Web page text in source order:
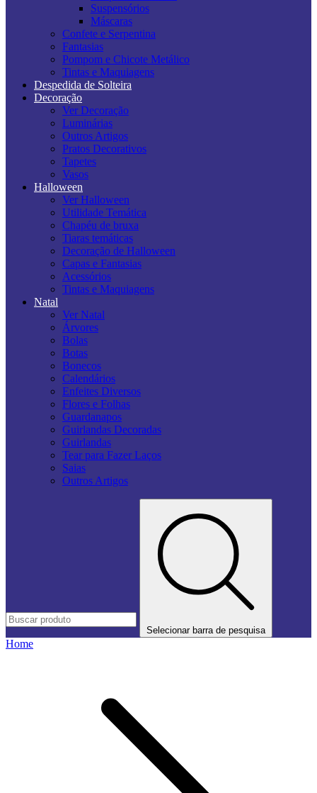
Suspensórios
Máscaras
Confete e Serpentina
Fantasias
Pompom e Chicote Metálico
Tintas e Maquiagens
Despedida de Solteira
Decoração
Ver Decoração
Luminárias
Outros Artigos
Pratos Decorativos
Tapetes
Vasos
Halloween
Ver Halloween
Utilidade Temática
Chapéu de bruxa
Tiaras temáticas
Decoração de Halloween
Capas e Fantasias
Acessórios
Tintas e Maquiagens
Natal
Ver Natal
Árvores
Bolas
Botas
Bonecos
Calendários
Enfeites Diversos
Flores e Folhas
Guardanapos
Guirlandas Decoradas
Guirlandas
Tear para Fazer Laços
Saias
Outros Artigos
Selecionar barra de pesquisa
Home